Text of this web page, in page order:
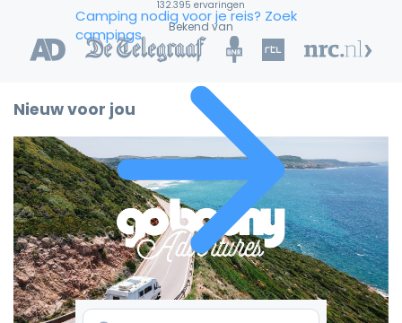
Camping nodig voor je reis? Zoek
campings
132.395 ervaringen
Bekend van
Nieuw voor jou